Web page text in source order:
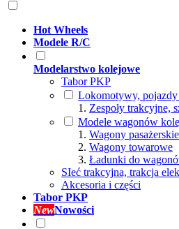
Hot Wheels
Modele R/C
Modelarstwo kolejowe
Tabor PKP
Lokomotywy,
Zespoły trakcyjne,
Modele wagonów
Wagony pasażerskie
Wagony towarowe
Ładunki do
SIeć trakcyjna, trakcja
Akcesoria i części
Tabor PKP
NewNowości